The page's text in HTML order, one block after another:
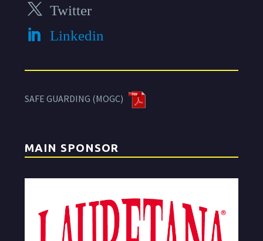
Twitter
Linkedin
SAFE GUARDING (MOGC)
MAIN SPONSOR